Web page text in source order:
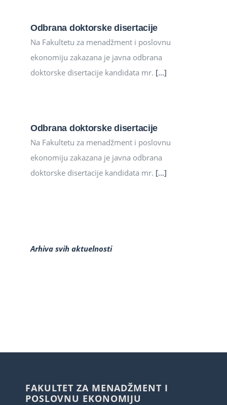
Odbrana doktorske disertacije
Na Fakultetu za menadžment i poslovnu
ekonomiju zakazana je javna odbrana
doktorske disertacije kandidata mr. [...]
Odbrana doktorske disertacije
Na Fakultetu za menadžment i poslovnu
ekonomiju zakazana je javna odbrana
doktorske disertacije kandidata mr. [...]
Arhiva svih aktuelnosti
FAKULTET ZA MENADŽMENT I
POSLOVNU EKONOMIJU